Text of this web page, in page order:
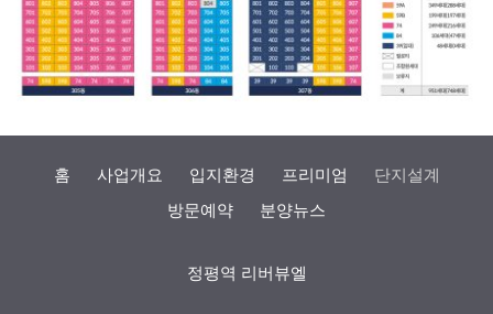
홈 사업개요 입지환경 프리미엄
단지설계
방문예약
분양뉴스
정평역 리버뷰엘